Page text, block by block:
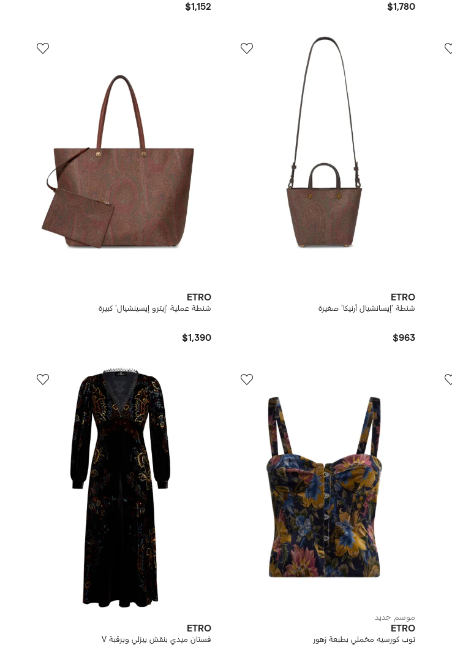
$1,780
$1,152
ETRO
شنطة 'إيسانشيال أرنيكا' صغيرة
$963
ETRO
شنطة عملية 'إيترو إيسينشيال' كبيرة
$1,390
موسم جديد
ETRO
توب كورسيه مخملي بطبعة زهور
ETRO
فستان ميدي بنقش بيزلي وبرقبة V